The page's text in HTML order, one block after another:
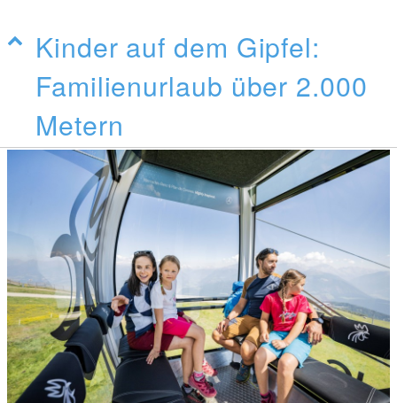
Kinder auf dem Gipfel:
Familienurlaub über 2.000
Metern